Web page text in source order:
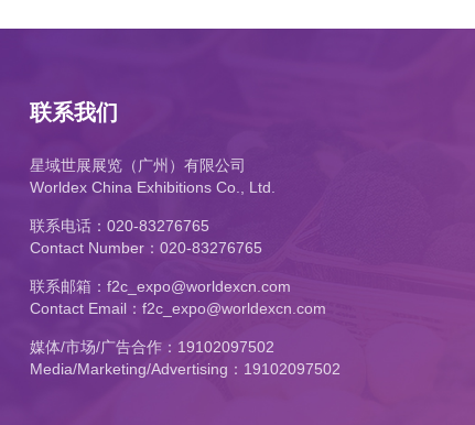
联系我们
星域世展展览（广州）有限公司
Worldex China Exhibitions Co., Ltd.
联系电话：020-83276765
Contact Number：020-83276765
联系邮箱：f2c_expo@worldexcn.com
Contact Email：f2c_expo@worldexcn.com
媒体/市场/广告合作：19102097502
Media/Marketing/Advertising：19102097502